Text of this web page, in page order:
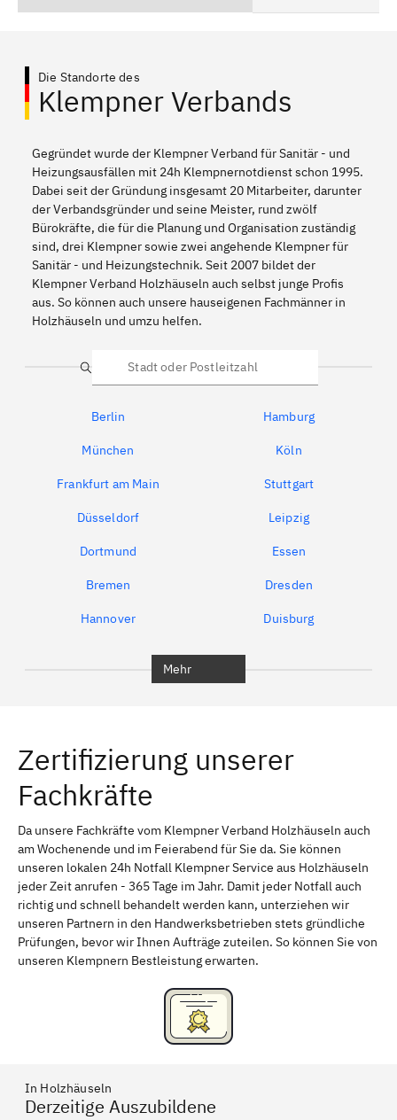
Die Standorte des
Klempner Verbands
Gegründet wurde der Klempner Verband für Sanitär - und
Heizungsausfällen mit 24h Klempnernotdienst schon 1995.
Dabei seit der Gründung insgesamt 20 Mitarbeiter, darunter
der Verbandsgründer und seine Meister, rund zwölf
Bürokräfte, die für die Planung und Organisation zuständig
sind, drei Klempner sowie zwei angehende Klempner für
Sanitär - und Heizungstechnik. Seit 2007 bildet der
Klempner Verband Holzhäuseln auch selbst junge Profis
aus. So können auch unsere hauseigenen Fachmänner in
Holzhäuseln und umzu helfen.
Suche
Berlin Hamburg
München Köln
Frankfurt am Main Stuttgart
Düsseldorf Leipzig
Dortmund Essen
Bremen Dresden
Hannover Duisburg
Erlangen Bamberg
Bayreuth
Schweinfurt Passau
Freising Rudelsdorf, Mittelfranken
Mehr
Zertifizierung unserer
Fachkräfte
Da unsere Fachkräfte vom Klempner Verband Holzhäuseln auch
am Wochenende und im Feierabend für Sie da. Sie können
unseren lokalen 24h Notfall Klempner Service aus Holzhäuseln
jeder Zeit anrufen - 365 Tage im Jahr. Damit jeder Notfall auch
richtig und schnell behandelt werden kann, unterziehen wir
unseren Partnern in den Handwerksbetrieben stets gründliche
Prüfungen, bevor wir Ihnen Aufträge zuteilen. So können Sie von
unseren Klempnern Bestleistung erwarten.
In Holzhäuseln
Derzeitige Auszubildene